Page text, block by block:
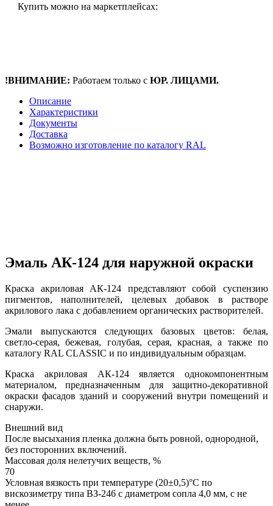
Купить можно на маркетплейсах:
!ВНИМАНИЕ: Работаем только с ЮР. ЛИЦАМИ.
Описание
Характеристики
Документы
Доставка
Возможно изготовление по каталогу RAL
Эмаль АК-124 для наружной окраски
Краска акриловая АК-124 представляют собой суспензию
пигментов, наполнителей, целевых добавок в растворе
акрилового лака с добавлением органических растворителей.
Эмали выпускаются следующих базовых цветов: белая,
светло-серая, бежевая, голубая, серая, красная, а также по
каталогу RAL CLASSIC и по индивидуальным образцам.
Краска акриловая АК-124 является однокомпонентным
материалом, предназначенным для защитно-декоративной
окраски фасадов зданий и сооружений внутри помещений и
снаружи.
Внешний вид
После высыхания пленка должна быть ровной, однородной,
без посторонних включений.
Массовая доля нелетучих веществ, %
70
Условная вязкость при температуре (20±0,5)°С по
вискозиметру типа ВЗ-246 с диаметром сопла 4,0 мм, с не